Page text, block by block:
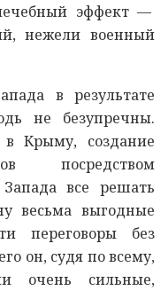
эффект —
нежели военный
в результате
не безупречны.
Крыму, создание
посредством
все решать
весьма выгодные
переговоры без
он, судя по всему,
очень сильные,